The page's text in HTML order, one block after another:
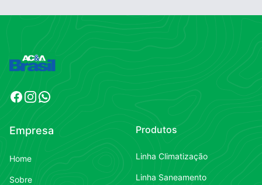
Facebook
Instagram
WhatsApp
Empresa
Home
Sobre
Produtos
Linha Climatização
Linha Saneamento